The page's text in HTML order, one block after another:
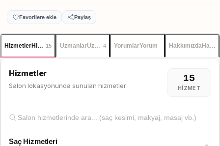
Favorilere ekle Paylaş
HizmetlerHizmetler
15 UzmanlarUzmanlar
4 YorumlarYorum Hakkımızda
Hizmetler
Salon lokasyonunda sunulan hizmetler
15
HIZMET
Saç Hizmetleri